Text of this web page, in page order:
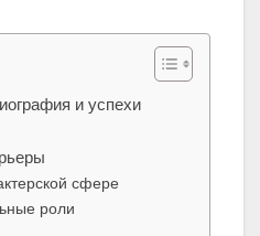
и успехи
сфере
роли